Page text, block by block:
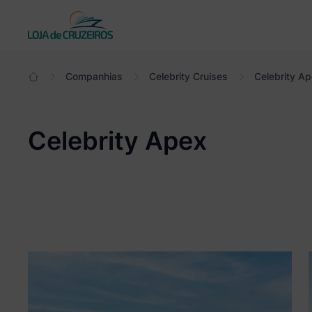
Companhias Celebrity Cruises Actual:
Celebrity
Celebrity Apex